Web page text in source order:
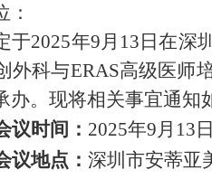
：
于2025年9月 13 日在深
外科与ERAS高级医师
办。 现将相关事宜通知
议时间 ： 2025年9月 13 日
议地点 ： 深圳市安蒂亚